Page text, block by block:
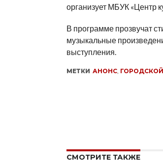
организует МБУК «Центр
В программе прозвучат
музыкальные
выступления.
МЕТКИ АНОНС,
СМОТРИТЕ ТАКЖЕ